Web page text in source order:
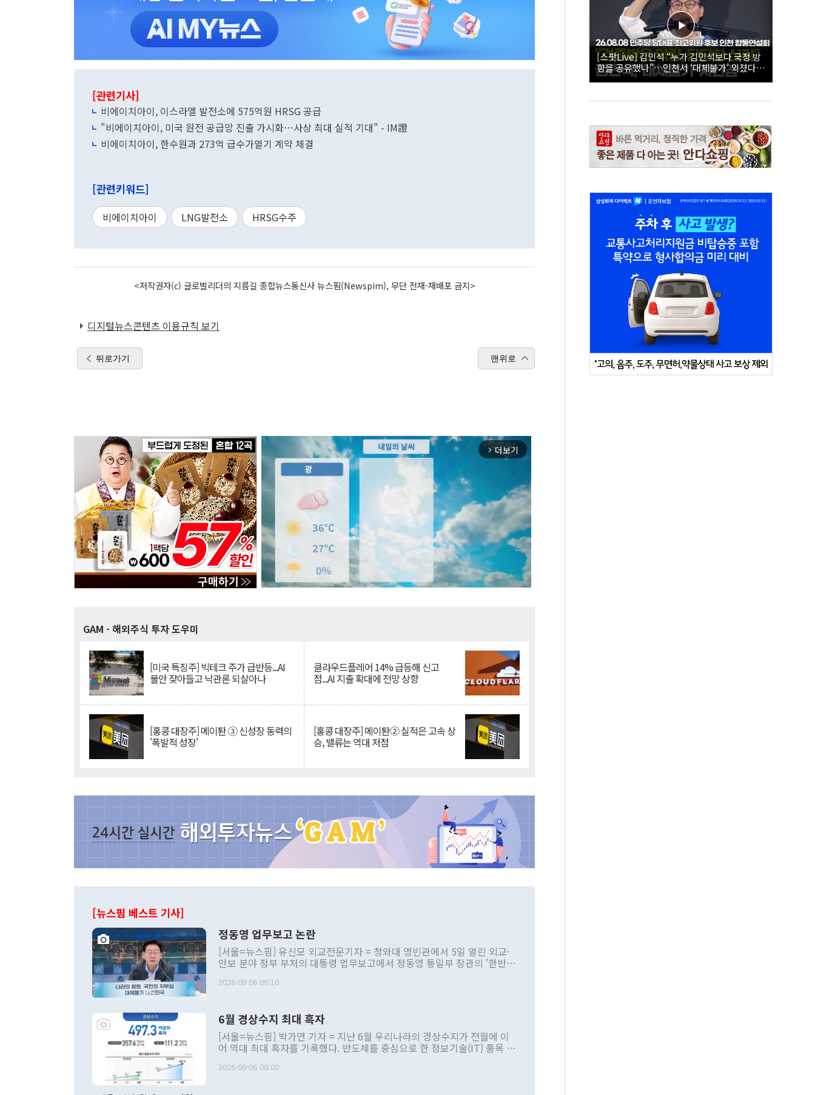
[관련기사]
비에이치아이, 이스라엘 발전소에 575억원 HRSG 공급
"비에이치아이, 미국 원전 공급망 진출 가시화…사상 최대 실적 기대" - IM證
비에이치아이, 한수원과 273억 급수가열기 계약 체결
[관련키워드]
비에이치아이 LNG발전소 HRSG수주
<저작권자(c) 글로벌리더의 지름길 종합뉴스통신사 뉴스핌(Newspim), 무단 전재-재배포 금지>
디지털뉴스콘텐츠 이용규칙 보기
뒤로가기 맨위로
arrow_forward_ios 더보기
GAM - 해외주식 투자 도우미
[미국 특징주] 빅테크 주가 급반등...AI
불안 잦아들고 낙관론 되살아나
클라우드플레어 14% 급등해 신고
점...AI 지출 확대에 전망 상향
[홍콩 대장주] 메이퇀 ③ 신성장 동력의
'폭발적 성장'
[홍콩 대장주] 메이퇀② 실적은 고속 상
승, 밸류는 역대 저점
[뉴스핌 베스트 기사]
정동영 업무보고 논란
[서울=뉴스핌] 유신모 외교전문기자 = 청와대 영빈관에서 5일 열린 외교·
안보 분야 정부 부처의 대통령 업무보고에서 정동영 통일부 장관의 '한반도
발언 중에는 정부 내 조율을 거치지 않은 사안을 정책으로 추진하겠다고 공
주의적 희망에 근거한 비현실적 구상'이라는 비판을 내놨다. 그동안 정 장
관의 대북 정책 관련 발언이 물의를 빚은 적은 여러 번 있지만 대통령과 유
관 부처 장관이 공개적으로 부정적 입장을 표명한 것은 이례적이다. 정 장
관의 무리한 대북 접근법과 월권을 제어해야 한다는 목소리도 높아지고 있
다. [정동영 통일부 장관이 지난달 23일 오후 서울 종로구 정부서울청사에
2026-08-06 06:10
6월 경상수지 최대 흑자
[서울=뉴스핌] 박가연 기자 = 지난 6월 우리나라의 경상수지가 전월에 이
어 역대 최대 흑자를 기록했다. 반도체를 중심으로 한 정보기술(IT) 품목 수
료=한국은행] 한국은행이 6일 발표한 '2026년 6월 국제수지(잠정)'에 따르
2026-08-06 08:00
[스팟Live] 김민석 “누가 김민석보다 국정 방
향을 공유했나”…인천서 ‘대체불가’ 외쳤다 |
26.08.08 더불어민주당 당대표·최고위원 후